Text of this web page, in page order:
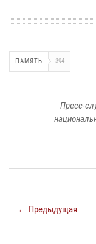
ПАМЯТЬ 394
Пресс-
← Предыдущая